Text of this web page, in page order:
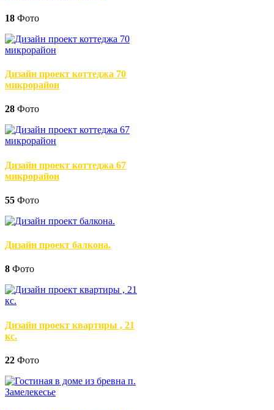
18 Фото
Дизайн проект коттеджа 70
микрорайон
28 Фото
Дизайн проект коттеджа 67
микрорайон
55 Фото
Дизайн проект балкона.
8 Фото
Дизайн проект квартиры , 21
кс.
22 Фото